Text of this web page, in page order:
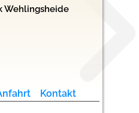
Wehlingsheide
Kontakt